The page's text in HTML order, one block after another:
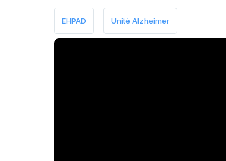
EHPAD Unité Alzheimer